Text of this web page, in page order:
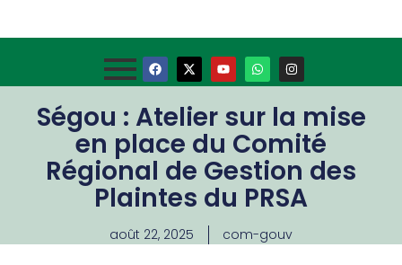
Ségou : Atelier sur la mise
en place du Comité
Régional de Gestion des
Plaintes du PRSA
août 22, 2025 com-gouv